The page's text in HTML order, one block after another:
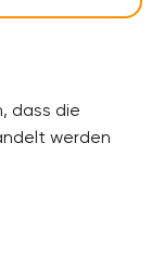
dass die
werden